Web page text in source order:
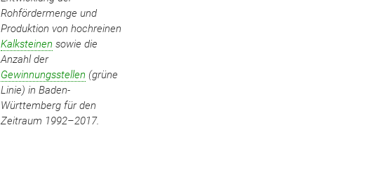
Rohfördermenge und
Produktion von hochreinen
Kalksteinen sowie die
Anzahl der
Gewinnungsstellen (grüne
Linie) in Baden-
Württemberg für den
Zeitraum 1992–2017.